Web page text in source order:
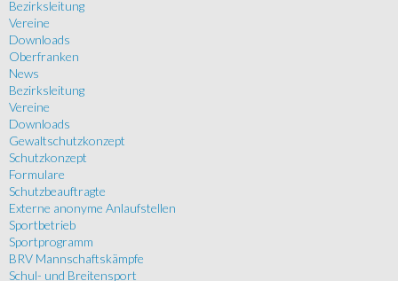
Bezirksleitung
Vereine
Downloads
Oberfranken
News
Bezirksleitung
Vereine
Downloads
Gewaltschutzkonzept
Schutzkonzept
Formulare
Schutzbeauftragte
Externe anonyme Anlaufstellen
Sportbetrieb
Sportprogramm
BRV Mannschaftskämpfe
Schul- und Breitensport